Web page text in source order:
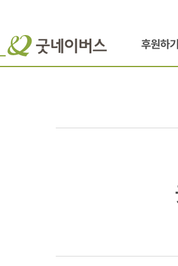
후원하
굿네이버스
나눔